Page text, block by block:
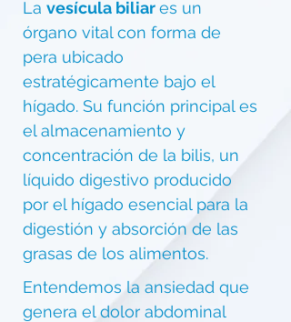
La vesícula biliares un
órgano vital con forma de
pera ubicado
estratégicamente bajo el
hígado. Su función principal es
el almacenamiento y
concentración de la bilis, un
líquido digestivo producido
por el hígado esencial para la
digestión y absorción de las
grasas de los alimentos.
Entendemos la ansiedad que
genera el dolor abdominal